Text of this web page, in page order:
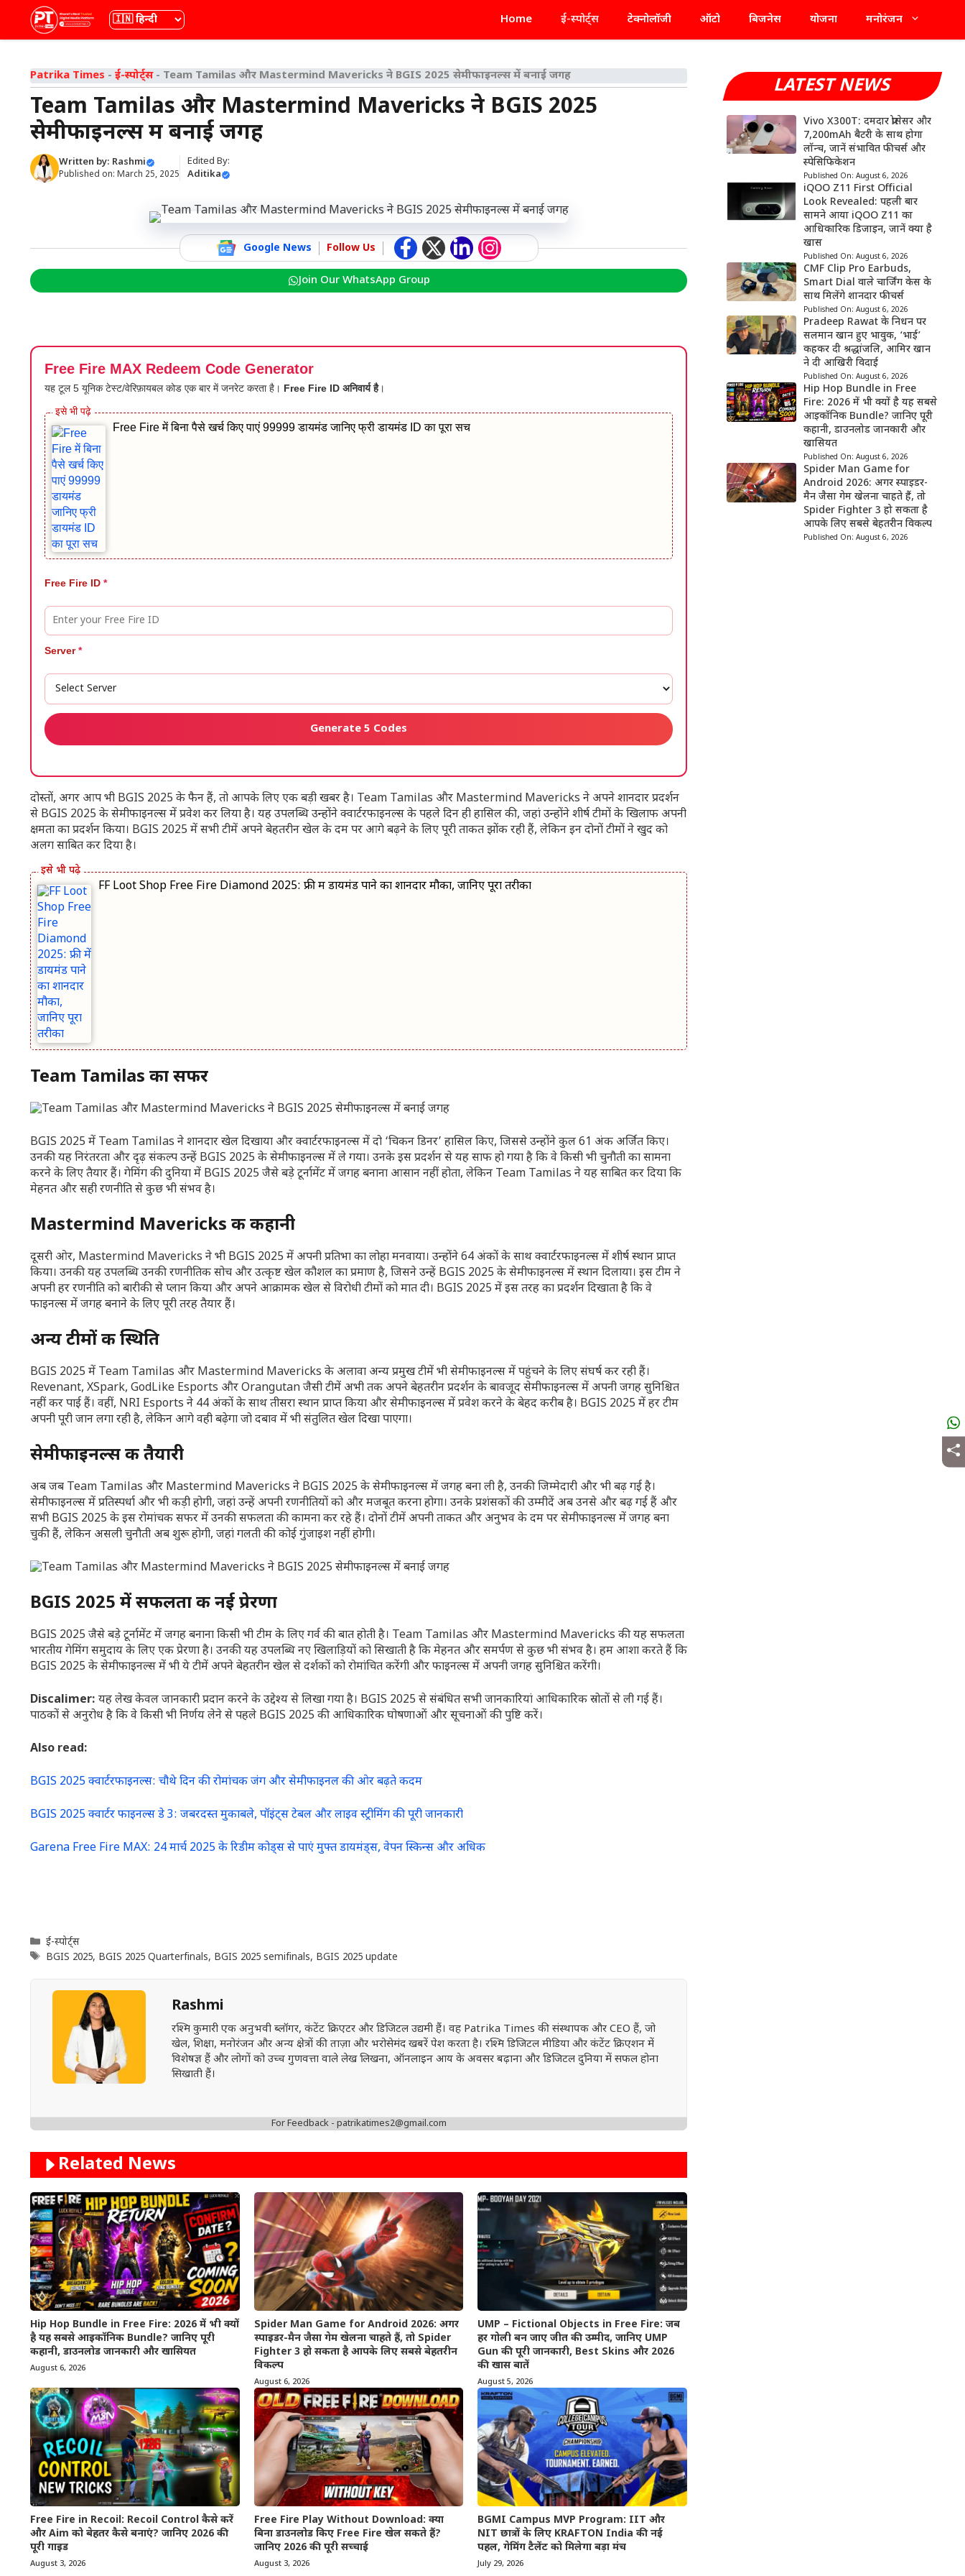
content
भाषा Home ई-स्पोर्ट्स टेक्नोलॉजी ऑटो बिजनेस योजना मनोरंजन
Patrika Times - ई-स्पोर्ट्स- Team Tamilas और Mastermind Mavericks ने BGIS 2025 सेमीफाइनल्स में बनाई जगह
Team Tamilas और Mastermind Mavericks ने BGIS 2025
सेमीफाइनल्स में बनाई जगह
Written by: Rashmi
Published on: March 25, 2025
Edited By:
Aditika
Google News Follow Us
Join Our WhatsApp Group
Free Fire MAX Redeem Code Generator
यह टूल 5 यूनिक टेस्ट/वेरिफ़ायबल कोड एक बार में जनरेट करता है। Free Fire ID अनिवार्य है।
Free Fire में बिना पैसे खर्च किए पाएं 99999 डायमंड जानिए फ्री डायमंड ID का पूरा सच
Free Fire ID *
Server*
Generate 5 Codes
दोस्तों, अगर आप भी BGIS 2025 के फैन हैं, तो आपके लिए एक बड़ी खबर है। Team Tamilas और Mastermind Mavericks ने अपने शानदार प्रदर्शन
से BGIS 2025 के सेमीफाइनल्स में प्रवेश कर लिया है। यह उपलब्धि उन्होंने क्वार्टरफाइनल्स के पहले दिन ही हासिल की, जहां उन्होंने शीर्ष टीमों के खिलाफ अपनी
क्षमता का प्रदर्शन किया। BGIS 2025 में सभी टीमें अपने बेहतरीन खेल के दम पर आगे बढ़ने के लिए पूरी ताकत झोंक रही हैं, लेकिन इन दोनों टीमों ने खुद को
अलग साबित कर दिया है।
FF Loot Shop Free Fire Diamond 2025: फ्री में डायमंड पाने का शानदार मौका, जानिए पूरा तरीका
Team Tamilas का सफर
BGIS 2025 में Team Tamilas ने शानदार खेल दिखाया और क्वार्टरफाइनल्स में दो ‘चिकन डिनर’ हासिल किए, जिससे उन्होंने कुल 61 अंक अर्जित किए।
उनकी यह निरंतरता और दृढ़ संकल्प उन्हें BGIS 2025 के सेमीफाइनल्स में ले गया। उनके इस प्रदर्शन से यह साफ हो गया है कि वे किसी भी चुनौती का सामना
करने के लिए तैयार हैं। गेमिंग की दुनिया में BGIS 2025 जैसे बड़े टूर्नामेंट में जगह बनाना आसान नहीं होता, लेकिन Team Tamilas ने यह साबित कर दिया कि
मेहनत और सही रणनीति से कुछ भी संभव है।
Mastermind Mavericks की कहानी
दूसरी ओर, Mastermind Mavericks ने भी BGIS 2025 में अपनी प्रतिभा का लोहा मनवाया। उन्होंने 64 अंकों के साथ क्वार्टरफाइनल्स में शीर्ष स्थान प्राप्त
किया। उनकी यह उपलब्धि उनकी रणनीतिक सोच और उत्कृष्ट खेल कौशल का प्रमाण है, जिसने उन्हें BGIS 2025 के सेमीफाइनल्स में स्थान दिलाया। इस टीम ने
अपनी हर रणनीति को बारीकी से प्लान किया और अपने आक्रामक खेल से विरोधी टीमों को मात दी। BGIS 2025 में इस तरह का प्रदर्शन दिखाता है कि वे
फाइनल्स में जगह बनाने के लिए पूरी तरह तैयार हैं।
अन्य टीमों की स्थिति
BGIS 2025 में Team Tamilas और Mastermind Mavericks के अलावा अन्य प्रमुख टीमें भी सेमीफाइनल्स में पहुंचने के लिए संघर्ष कर रही हैं।
Revenant, XSpark, GodLike Esports और Orangutan जैसी टीमें अभी तक अपने बेहतरीन प्रदर्शन के बावजूद सेमीफाइनल्स में अपनी जगह सुनिश्चित
नहीं कर पाई हैं। वहीं, NRI Esports ने 44 अंकों के साथ तीसरा स्थान प्राप्त किया और सेमीफाइनल्स में प्रवेश करने के बेहद करीब है। BGIS 2025 में हर टीम
अपनी पूरी जान लगा रही है, लेकिन आगे वही बढ़ेगा जो दबाव में भी संतुलित खेल दिखा पाएगा।
सेमीफाइनल्स की तैयारी
अब जब Team Tamilas और Mastermind Mavericks ने BGIS 2025 के सेमीफाइनल्स में जगह बना ली है, उनकी जिम्मेदारी और भी बढ़ गई है।
सेमीफाइनल्स में प्रतिस्पर्धा और भी कड़ी होगी, जहां उन्हें अपनी रणनीतियों को और मजबूत करना होगा। उनके प्रशंसकों की उम्मीदें अब उनसे और बढ़ गई हैं और
सभी BGIS 2025 के इस रोमांचक सफर में उनकी सफलता की कामना कर रहे हैं। दोनों टीमें अपनी ताकत और अनुभव के दम पर सेमीफाइनल्स में जगह बना
चुकी हैं, लेकिन असली चुनौती अब शुरू होगी, जहां गलती की कोई गुंजाइश नहीं होगी।
BGIS 2025 में सफलता की नई प्रेरणा
BGIS 2025 जैसे बड़े टूर्नामेंट में जगह बनाना किसी भी टीम के लिए गर्व की बात होती है। Team Tamilas और Mastermind Mavericks की यह सफलता
भारतीय गेमिंग समुदाय के लिए एक प्रेरणा है। उनकी यह उपलब्धि नए खिलाड़ियों को सिखाती है कि मेहनत और समर्पण से कुछ भी संभव है। हम आशा करते हैं कि
BGIS 2025 के सेमीफाइनल्स में भी ये टीमें अपने बेहतरीन खेल से दर्शकों को रोमांचित करेंगी और फाइनल्स में अपनी जगह सुनिश्चित करेंगी।
Discalimer: यह लेख केवल जानकारी प्रदान करने के उद्देश्य से लिखा गया है। BGIS 2025 से संबंधित सभी जानकारियां आधिकारिक स्रोतों से ली गई हैं।
पाठकों से अनुरोध है कि वे किसी भी निर्णय लेने से पहले BGIS 2025 की आधिकारिक घोषणाओं और सूचनाओं की पुष्टि करें।
Also read:
BGIS 2025 क्वार्टरफाइनल्स: चौथे दिन की रोमांचक जंग और सेमीफाइनल की ओर बढ़ते कदम
BGIS 2025 क्वार्टर फाइनल्स डे 3: जबरदस्त मुकाबले, पॉइंट्स टेबल और लाइव स्ट्रीमिंग की पूरी जानकारी
Garena Free Fire MAX: 24 मार्च 2025 के रिडीम कोड्स से पाएं मुफ्त डायमंड्स, वेपन स्किन्स और अधिक
Categories
ई-स्पोर्ट्स
Tags
BGIS 2025, BGIS 2025 Quarterfinals, BGIS 2025 semifinals, BGIS 2025 update
Rashmi
रश्मि कुमारी एक अनुभवी ब्लॉगर, कंटेंट क्रिएटर और डिजिटल उद्यमी हैं। वह Patrika Times की संस्थापक और CEO हैं, जो
खेल, शिक्षा, मनोरंजन और अन्य क्षेत्रों की ताज़ा और भरोसेमंद खबरें पेश करता है। रश्मि डिजिटल मीडिया और कंटेंट क्रिएशन में
विशेषज्ञ हैं और लोगों को उच्च गुणवत्ता वाले लेख लिखना, ऑनलाइन आय के अवसर बढ़ाना और डिजिटल दुनिया में सफल होना
सिखाती हैं।
For Feedback - patrikatimes2@gmail.com
Related News
Hip Hop Bundle in Free Fire: 2026 में भी क्यों
है यह सबसे आइकॉनिक Bundle? जानिए पूरी
कहानी, डाउनलोड जानकारी और खासियत
August 6, 2026
Spider Man Game for Android 2026: अगर
स्पाइडर-मैन जैसा गेम खेलना चाहते हैं, तो Spider
Fighter 3 हो सकता है आपके लिए सबसे बेहतरीन
विकल्प
August 6, 2026
UMP – Fictional Objects in Free Fire: जब
हर गोली बन जाए जीत की उम्मीद, जानिए UMP
Gun की पूरी जानकारी, Best Skins और 2026
की खास बातें
August 5, 2026
Free Fire in Recoil: Recoil Control कैसे करें
और Aim को बेहतर कैसे बनाएं? जानिए 2026 की
पूरी गाइड
August 3, 2026
Free Fire Play Without Download: क्या
बिना डाउनलोड किए Free Fire खेल सकते हैं?
जानिए 2026 की पूरी सच्चाई
August 3, 2026
BGMI Campus MVP Program: IIT और
NIT छात्रों के लिए KRAFTON India की नई
पहल, गेमिंग टैलेंट को मिलेगा बड़ा मंच
July 29, 2026
LATEST NEWS
Vivo X300T: दमदार प्रोसेसर और
7,200mAh बैटरी के साथ होगा
लॉन्च, जानें संभावित फीचर्स और
स्पेसिफिकेशन
Published On: August 6, 2026
iQOO Z11 First Official
Look Revealed: पहली बार
सामने आया iQOO Z11 का
आधिकारिक डिजाइन, जानें क्या है
खास
Published On: August 6, 2026
CMF Clip Pro Earbuds,
Smart Dial वाले चार्जिंग केस के
साथ मिलेंगे शानदार फीचर्स
Published On: August 6, 2026
Pradeep Rawat के निधन पर
सलमान खान हुए भावुक, ‘भाई’
कहकर दी श्रद्धांजलि, आमिर खान
ने दी आखिरी विदाई
Published On: August 6, 2026
Hip Hop Bundle in Free
Fire: 2026 में भी क्यों है यह सबसे
आइकॉनिक Bundle? जानिए पूरी
कहानी, डाउनलोड जानकारी और
खासियत
Published On: August 6, 2026
Spider Man Game for
Android 2026: अगर स्पाइडर-
मैन जैसा गेम खेलना चाहते हैं, तो
Spider Fighter 3 हो सकता है
आपके लिए सबसे बेहतरीन विकल्प
Published On: August 6, 2026